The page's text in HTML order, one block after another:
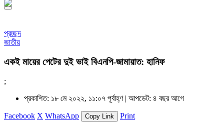
প্রচ্ছদ
জাতীয়
একই মায়ের পেটের দুই ভাই বিএনপি-জামায়াত: হানিফ
;
প্রকাশিত: ১৮ মে ২০২২, ১১:০৭ পূর্বাহ্ণ | আপডেট: ৪ বছর আগে
Facebook X WhatsApp Copy Link Print